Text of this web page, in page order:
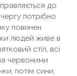
до
потрібно
повинен
людей живе в
стіл, всі
червоними
потім сини,